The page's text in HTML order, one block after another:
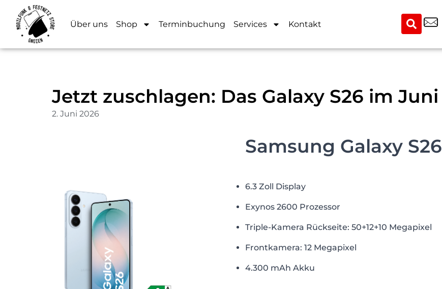
Über uns Shop Terminbuchung Services Kontakt
Jetzt zuschlagen: Das Galaxy S26 im Juni
2. Juni 2026
Samsung Galaxy S26
6.3 Zoll Display
Exynos 2600 Prozessor
Triple-Kamera Rückseite: 50+12+10 Megapixel
Frontkamera: 12 Megapixel
4.300 mAh Akku